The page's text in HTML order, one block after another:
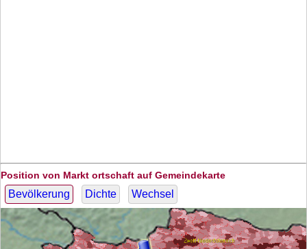
Position von Markt ortschaft auf Gemeindekarte
Bevölkerung Dichte Wechsel